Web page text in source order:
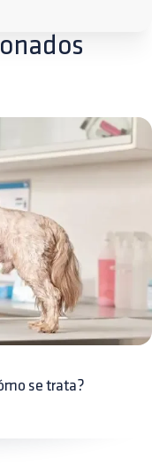
se trata?